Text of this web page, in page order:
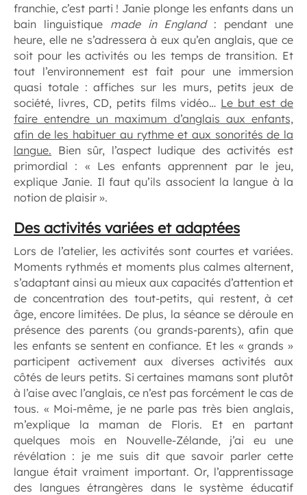
franchie, c’est parti ! Janie plonge les enfants dans un
bain linguistique made in England: pendant une
heure, elle ne s’adressera à eux qu’en anglais, que ce
soit pour les activités ou les temps de transition. Et
tout l’environnement est fait pour une immersion
quasi totale : affiches sur les murs, petits jeux de
société, livres, CD, petits films vidéo… Le but est de
faire entendre un maximum d’anglais aux enfants,
afin de les habituer au rythme et aux sonorités de la
langue. Bien sûr, l’aspect ludique des activités est
primordial : « Les enfants apprennent par le jeu,
explique Janie. Il faut qu’ils associent la langue à la
notion de plaisir ».
Des activités variées et adaptées
Lors de l’atelier, les activités sont courtes et variées.
Moments rythmés et moments plus calmes alternent,
s’adaptant ainsi au mieux aux capacités d’attention et
de concentration des tout-petits, qui restent, à cet
âge, encore limitées. De plus, la séance se déroule en
présence des parents (ou grands-parents), afin que
les enfants se sentent en confiance. Et les « grands »
participent activement aux diverses activités aux
côtés de leurs petits. Si certaines mamans sont plutôt
à l’aise avec l’anglais, ce n’est pas forcément le cas de
tous. « Moi-même, je ne parle pas très bien anglais,
m’explique la maman de Floris. Et en partant
quelques mois en Nouvelle-Zélande, j’ai eu une
révélation : je me suis dit que savoir parler cette
langue était vraiment important. Or, l’apprentissage
des langues étrangères dans le système éducatif